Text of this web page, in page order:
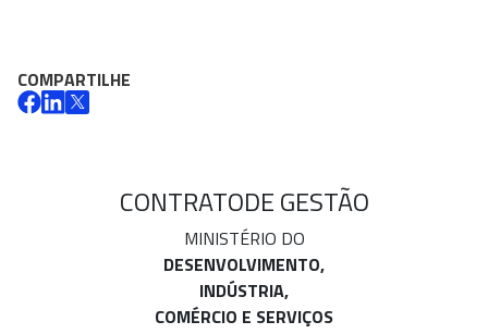
COMPARTILHE
CONTRATODE GESTÃO
MINISTÉRIO DO
DESENVOLVIMENTO,
INDÚSTRIA,
COMÉRCIO E SERVIÇOS